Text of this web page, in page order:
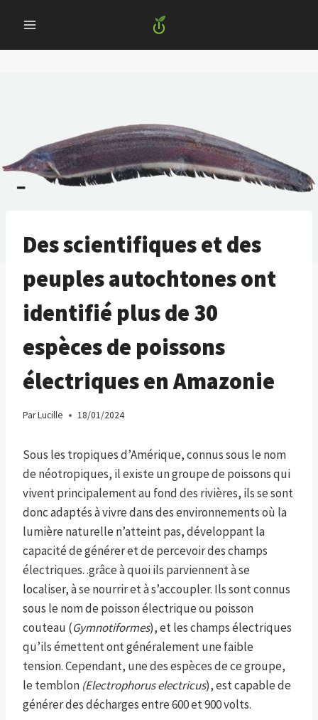
content
Des scientifiques et des
peuples autochtones ont
identifié plus de 30
espèces de poissons
électriques en Amazonie
ParLucille 18/01/2024
Sous les tropiques d’Amérique, connus sous le nom
de néotropiques, il existe un groupe de poissons qui
vivent principalement au fond des rivières, ils se sont
donc adaptés à vivre dans des environnements où la
lumière naturelle n’atteint pas, développant la
capacité de générer et de percevoir des champs
électriques. .grâce à quoi ils parviennent à se
localiser, à se nourrir et à s’accoupler. Ils sont connus
sous le nom de poisson électrique ou poisson
couteau (Gymnotiformes), et les champs électriques
qu’ils émettent ont généralement une faible
tension. Cependant, une des espèces de ce groupe,
le temblon (Electrophorus electricus), est capable de
générer des décharges entre 600 et 900 volts.